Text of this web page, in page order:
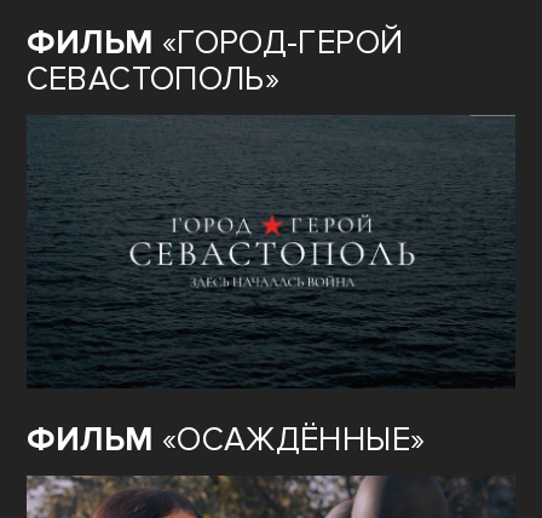
ФИЛЬМ «ГОРОД-ГЕРОЙ
СЕВАСТОПОЛЬ»
ФИЛЬМ «ОСАЖДЁННЫЕ»